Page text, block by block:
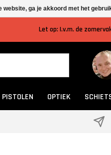
Let op: I.v.m. de
OPTIEK
website, ga je akkoord met het